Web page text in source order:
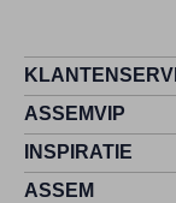
ASSEMVIP
INSPIRATIE
ASSEM